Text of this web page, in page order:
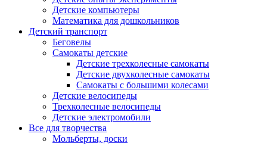
Детские компьютеры
Математика для дошкольников
Детский транспорт
Беговелы
Самокаты детские
Детские трехколесные самокаты
Детские двухколесные самокаты
Самокаты с большими колесами
Детские велосипеды
Трехколесные велосипеды
Детские электромобили
Все для творчества
Мольберты, доски